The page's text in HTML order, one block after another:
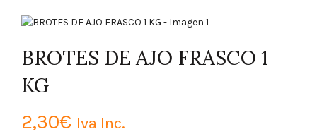
BROTES DE AJO FRASCO 1
KG
2,30€ Iva Inc.